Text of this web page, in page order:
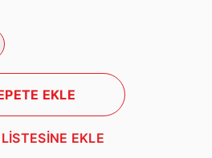
EKLE
EKLE